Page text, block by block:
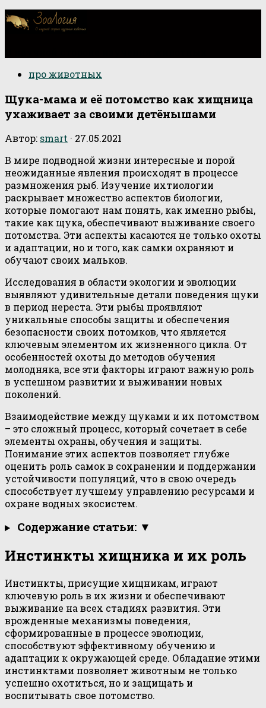
про животных
Щука-мама и её потомство как хищница
ухаживает за своими детёнышами
Автор: smart · 27.05.2021
В мире подводной жизни интересные и порой
неожиданные явления происходят в процессе
размножения рыб. Изучение ихтиологии
раскрывает множество аспектов биологии,
которые помогают нам понять, как именно рыбы,
такие как щука, обеспечивают выживание своего
потомства. Эти аспекты касаются не только охоты
и адаптации, но и того, как самки охраняют и
обучают своих мальков.
Исследования в области экологии и эволюции
выявляют удивительные детали поведения щуки
в период нереста. Эти рыбы проявляют
уникальные способы защиты и обеспечения
безопасности своих потомков, что является
ключевым элементом их жизненного цикла. От
особенностей охоты до методов обучения
молодняка, все эти факторы играют важную роль
в успешном развитии и выживании новых
поколений.
Взаимодействие между щуками и их потомством
– это сложный процесс, который сочетает в себе
элементы охраны, обучения и защиты.
Понимание этих аспектов позволяет глубже
оценить роль самок в сохранении и поддержании
устойчивости популяций, что в свою очередь
способствует лучшему управлению ресурсами и
охране водных экосистем.
Содержание статьи: ▼
Инстинкты хищника и их роль
Инстинкты, присущие хищникам, играют
ключевую роль в их жизни и обеспечивают
выживание на всех стадиях развития. Эти
врожденные механизмы поведения,
сформированные в процессе эволюции,
способствуют эффективному обучению и
адаптации к окружающей среде. Обладание этими
инстинктами позволяет животным не только
успешно охотиться, но и защищать и
воспитывать свое потомство.